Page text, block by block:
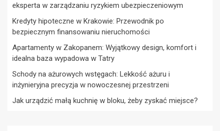
eksperta w zarządzaniu ryzykiem ubezpieczeniowym
Kredyty hipoteczne w Krakowie: Przewodnik po
bezpiecznym finansowaniu nieruchomości
Apartamenty w Zakopanem: Wyjątkowy design, komfort i
idealna baza wypadowa w Tatry
Schody na ażurowych wstęgach: Lekkość ażuru i
inżynieryjna precyzja w nowoczesnej przestrzeni
Jak urządzić małą kuchnię w bloku, żeby zyskać miejsce?